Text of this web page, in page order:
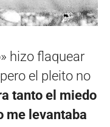
hizo flaquear
el pleito no
tanto el miedo
me levantaba